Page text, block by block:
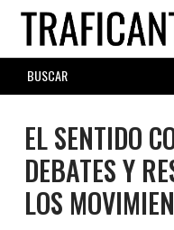
Skip
main
content
SEARCH
FORM
EL SENTIDO
DEBATES Y
LOS